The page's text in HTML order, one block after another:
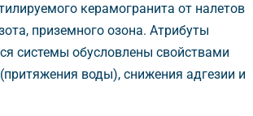
керамогранита от налето
приземного озона. Атрибуты
системы обусловлены свойствами
воды), снижения адгезии и